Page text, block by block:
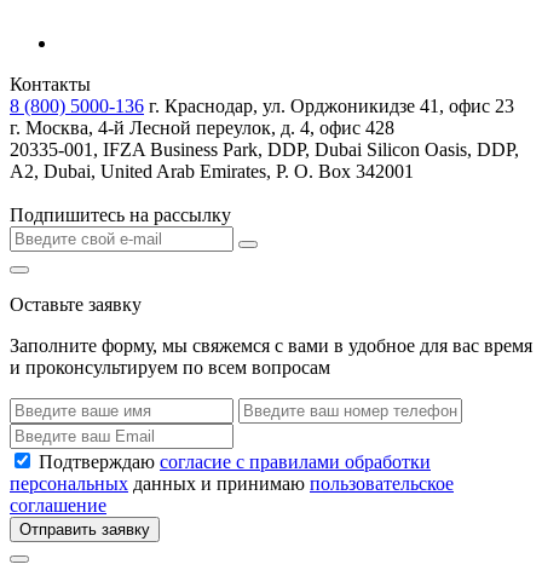
Контакты
8 (800) 5000-136 г. Краснодар, ул. Орджоникидзе 41, офис 23
г. Москва, 4-й Лесной переулок, д. 4, офис 428
20335-001, IFZA Business Park, DDP, Dubai Silicon Oasis, DDP,
A2, Dubai, United Arab Emirates, P. O. Box 342001
Подпишитесь на рассылку
Оставьте заявку
Заполните форму, мы свяжемся с вами в удобное для вас время
и проконсультируем по всем вопросам
Подтверждаю согласие с правилами обработки
персональных данных и принимаю пользовательское
соглашение
Отправить заявку